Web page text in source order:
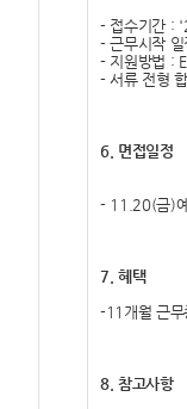
- 접수기간 :
-근무시작 일
- 지원방법 :
-서류 전형
6. 면접일정
- 11.20(금)
7. 혜택
-11 개월 근
8. 참고사항